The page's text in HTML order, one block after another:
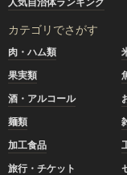
カテゴリでさがす
肉・ハム類
果実類
酒・アルコール
麺類
加工食品
旅行・チケット